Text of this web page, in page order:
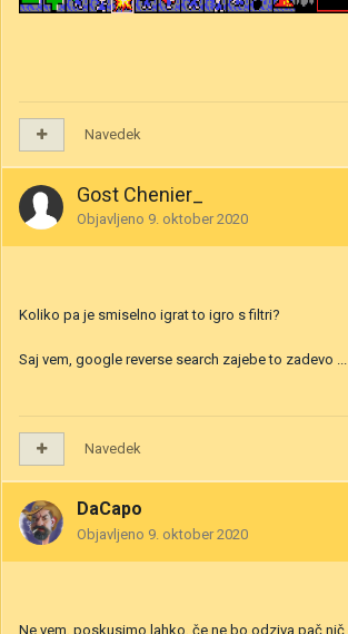
Navedek
Gost Chenier_
Objavljeno 9. oktober 2020
Koliko pa je smiselno igrat to igro s filtri?
Saj vem, google reverse search zajebe to zadevo ...
Navedek
DaCapo
Objavljeno 9. oktober 2020
Ne vem, poskusimo lahko, če ne bo odziva pač nič